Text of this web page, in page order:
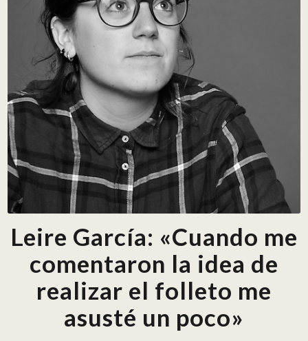
Leire García: «Cuando me
comentaron la idea de
realizar el folleto me
asusté un poco»